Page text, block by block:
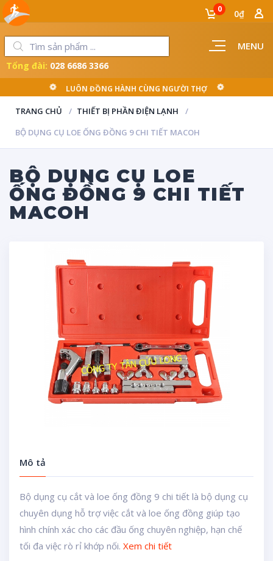
MENU
0 0₫
LUÔN ĐỒNG HÀNH CÙNG NGƯỜI THỢ
Tổng đài: 028 6686 3366
TRANG CHỦ
THIẾT BỊ PHẦN ĐIỆN LẠNH
BỘ DỤNG CỤ LOE ỐNG ĐỒNG 9 CHI TIẾT MACOH
BỘ DỤNG CỤ LOE
ỐNG ĐỒNG 9 CHI TIẾT
MACOH
Mô tả
Bộ dụng cụ cắt và loe ống đồng 9 chi tiết là bộ dụng cụ
chuyên dụng hỗ trợ việc cắt và loe ống đồng giúp tạo
hình chính xác cho các đầu ống chuyên nghiệp, hạn chế
tối đa việc rò rỉ khớp nối. Xem chi tiết